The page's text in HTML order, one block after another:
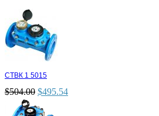
СТВК 1 5015
$504.00 $495.54